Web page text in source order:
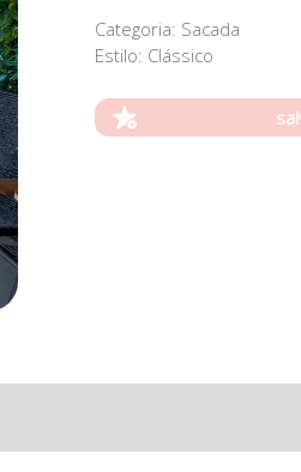
Categoria: Sacada
Estilo: Clássico